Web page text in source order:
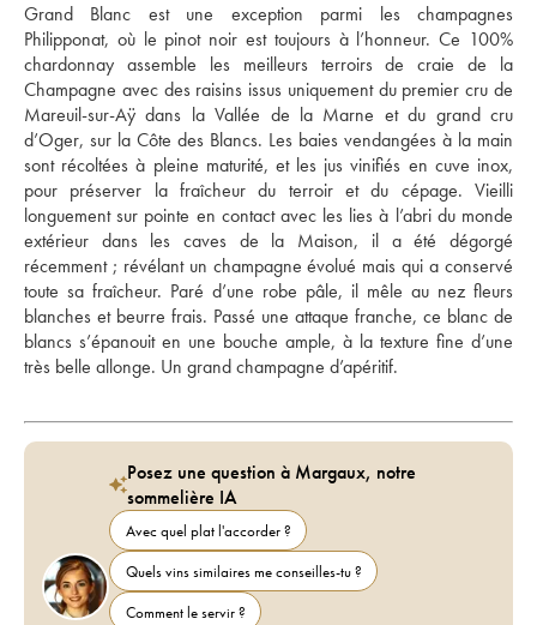
Grand Blanc est une exception parmi les champagnes
Philipponat, où le pinot noir est toujours à l’honneur. Ce 100%
chardonnay assemble les meilleurs terroirs de craie de la
Champagne avec des raisins issus uniquement du premier cru de
Mareuil-sur-Aÿ dans la Vallée de la Marne et du grand cru
d’Oger, sur la Côte des Blancs. Les baies vendangées à la main
sont récoltées à pleine maturité, et les jus vinifiés en cuve inox,
pour préserver la fraîcheur du terroir et du cépage. Vieilli
longuement sur pointe en contact avec les lies à l’abri du monde
extérieur dans les caves de la Maison, il a été dégorgé
récemment ; révélant un champagne évolué mais qui a conservé
toute sa fraîcheur. Paré d’une robe pâle, il mêle au nez fleurs
blanches et beurre frais. Passé une attaque franche, ce blanc de
blancs s’épanouit en une bouche ample, à la texture fine d’une
très belle allonge. Un grand champagne d’apéritif.
Posez une question à Margaux, notre
sommelière IA
Avec quel plat l'accorder ?
Quels vins similaires me conseilles-tu ?
Comment le servir ?